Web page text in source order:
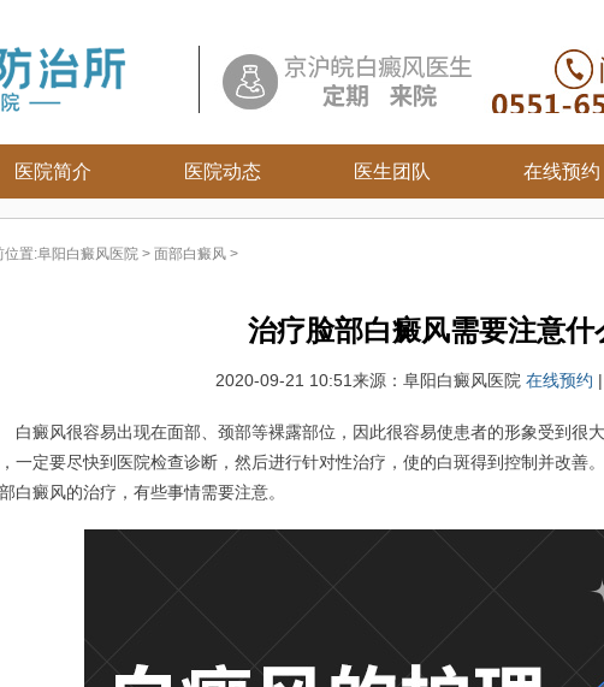
医院简介 医院动态 医生团队 在线预约
位置:阜阳白癜风医院 > 面部白癜风 >
治疗脸部白癜风需要注意什
2020-09-21 10:51来源：阜阳白癜风医院 在线预约 |
癜风很容易出现在面部、颈部等裸露部位，因此很容易使患者的形象受到很
一定要尽快到医院检查诊断，然后进行针对性治疗，使的白斑得到控制并改善。
白癜风的治疗，有些事情需要注意。